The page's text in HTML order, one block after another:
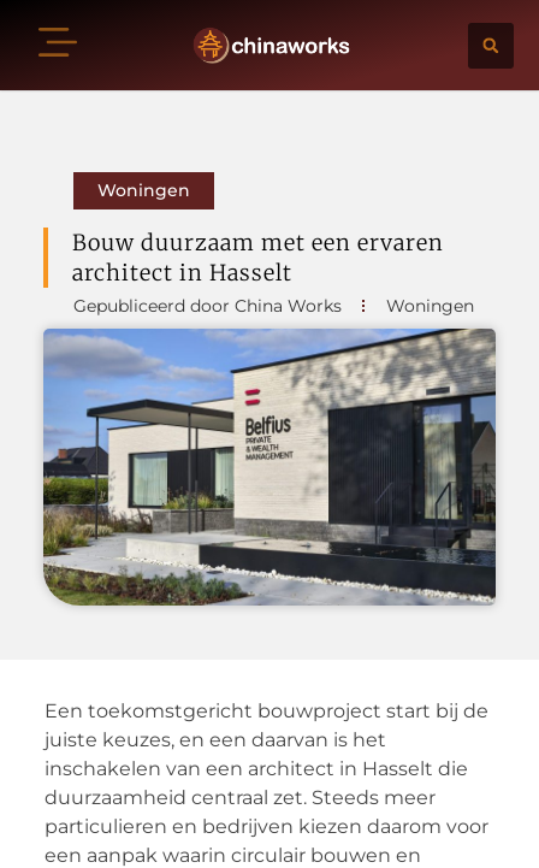
Woningen
Bouw duurzaam met een ervaren
architect in Hasselt
Gepubliceerd door China Works Woningen
Een toekomstgericht bouwproject start bij de
juiste keuzes, en een daarvan is het
inschakelen van een architect in Hasselt die
duurzaamheid centraal zet. Steeds meer
particulieren en bedrijven kiezen daarom voor
een aanpak waarin circulair bouwen en